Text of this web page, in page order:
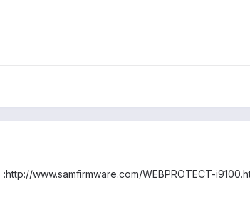
www.samfirmware.com/WEBPROTECT-